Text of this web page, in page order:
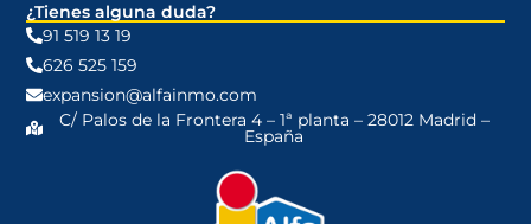
¿Tienes alguna duda?
91 519 13 19
626 525 159
expansion@alfainmo.com
C/ Palos de la Frontera 4 – 1ª planta – 28012 Madrid –
España